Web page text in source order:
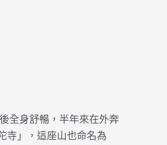
全身舒暢，半年來在外奔
寺」，這座山也命名為